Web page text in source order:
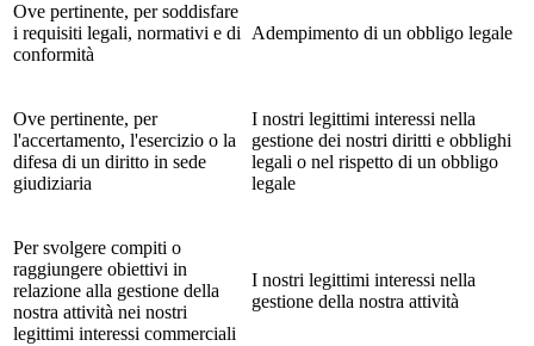
Ove pertinente, per soddisfare
i requisiti legali, normativi e di
conformità
Adempimento di un obbligo legale
Ove pertinente, per
l'accertamento, l'esercizio o la
difesa di un diritto in sede
giudiziaria
I nostri legittimi interessi nella
gestione dei nostri diritti e obblighi
legali o nel rispetto di un obbligo
legale
Per svolgere compiti o
raggiungere obiettivi in
relazione alla gestione della
nostra attività nei nostri
legittimi interessi commerciali
I nostri legittimi interessi nella
gestione della nostra attività